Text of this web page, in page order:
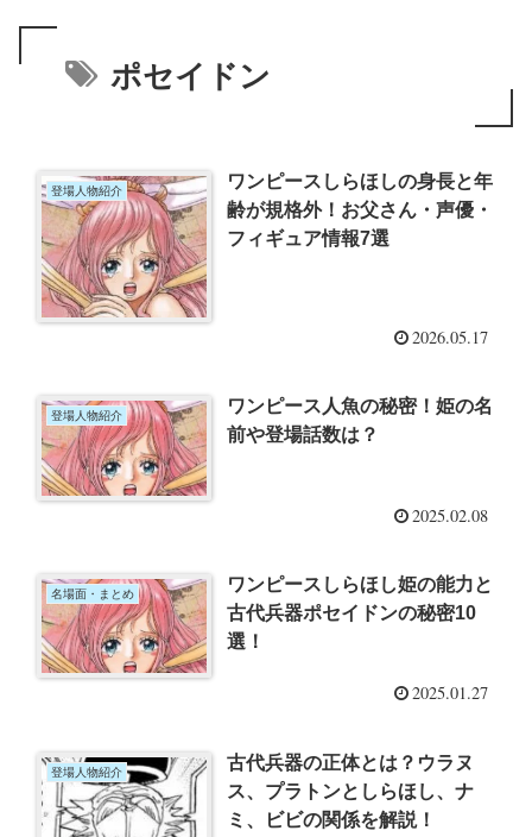
ポセイドン
登場人物紹介
ワンピースしらほしの身長と年
齢が規格外！お父さん・声優・
フィギュア情報7選
2026.05.17
登場人物紹介
ワンピース人魚の秘密！姫の名
前や登場話数は？
2025.02.08
名場面・まとめ
ワンピースしらほし姫の能力と
古代兵器ポセイドンの秘密10
選！
2025.01.27
登場人物紹介
古代兵器の正体とは？ウラヌ
ス、プラトンとしらほし、ナ
ミ、ビビの関係を解説！